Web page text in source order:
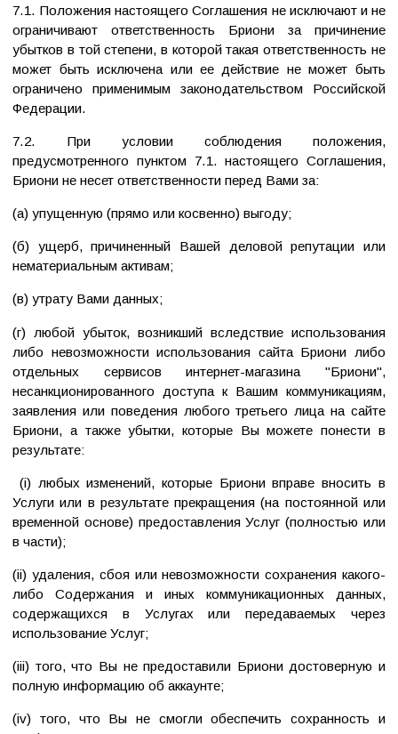
7.1. Положения настоящего Соглашения не исключают и не
ограничивают ответственность Бриони за причинение
убытков в той степени, в которой такая ответственность не
может быть исключена или ее действие не может быть
ограничено применимым законодательством Российской
Федерации.
7.2. При условии соблюдения положения,
предусмотренного пунктом 7.1. настоящего Соглашения,
Бриони не несет ответственности перед Вами за:
(а) упущенную (прямо или косвенно) выгоду;
(б) ущерб, причиненный Вашей деловой репутации или
нематериальным активам;
(в) утрату Вами данных;
(г) любой убыток, возникший вследствие использования
либо невозможности использования сайта Бриони либо
отдельных сервисов интернет-магазина "Бриони",
несанкционированного доступа к Вашим коммуникациям,
заявления или поведения любого третьего лица на сайте
Бриони, а также убытки, которые Вы можете понести в
результате:
(i) любых изменений, которые Бриони вправе вносить в
Услуги или в результате прекращения (на постоянной или
временной основе) предоставления Услуг (полностью или
в части);
(ii) удаления, сбоя или невозможности сохранения какого-
либо Содержания и иных коммуникационных данных,
содержащихся в Услугах или передаваемых через
использование Услуг;
(iii) того, что Вы не предоставили Бриони достоверную и
полную информацию об аккаунте;
(iv) того, что Вы не смогли обеспечить сохранность и